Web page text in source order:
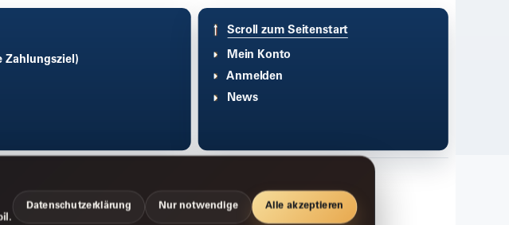
Zahlungsziel)
Scroll zum Seitenstart
Mein Konto
Anmelden
News
Datenschutzerklärung Nur notwendige Alle akzeptieren